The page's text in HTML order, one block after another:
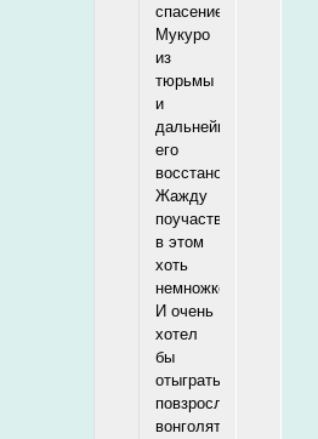
спасением
Мукуро
из
тюрьмы
и
дальнейшее
его
восстановление.
Жажду
поучаствовать
в этом
хоть
немножко.))
И очень
хотел
бы
отыграть
повзрослевших
вонголят,